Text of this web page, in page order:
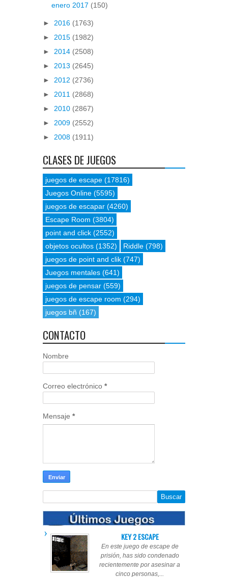
enero 2017 (150)
► 2016 (1763)
► 2015 (1982)
► 2014 (2508)
► 2013 (2645)
► 2012 (2736)
► 2011 (2868)
► 2010 (2867)
► 2009 (2552)
► 2008 (1911)
CLASES DE JUEGOS
juegos de escape (17816)
Juegos Online (5595)
juegos de escapar (4260)
Escape Room (3804)
point and click (2552)
objetos ocultos (1352) Riddle (798)
juegos de point and clik (747)
Juegos mentales (641)
juegos de pensar (559)
juegos de escape room (294)
juegos bñ (167)
CONTACTO
Nombre
Correo electrónico *
Mensaje *
KEY 2 ESCAPE
En este juego de escape de
prisión, has sido condenado
recientemente por asesinar a
cinco personas,...